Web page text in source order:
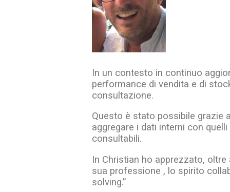
In un contesto in continuo
performance di vendita e di
consultazione.
Questo è stato possibile grazie
aggregare i dati interni con
consultabili.
In Christian ho apprezzato,
sua professione , lo spirito
solving.”